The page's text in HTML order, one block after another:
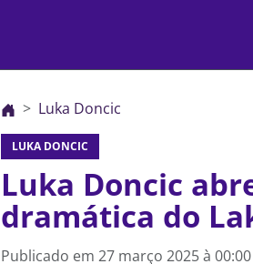
Luka Doncic
LUKA DONCIC
Luka Doncic
dramática do
Publicado em 27 março 2025 à 00:00